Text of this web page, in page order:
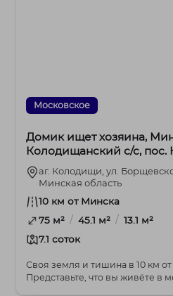
Московское
Домик ищет хозяина,
Колодищанский с/с, пос.
Борщевской
аг. Колодищи, ул.
Минская область
10 км от Минска
75 м² / 45.1 м² / 13.1 м²
7.1 соток
Своя земля и тишина в 10 км от
Представьте, что вы живёте в